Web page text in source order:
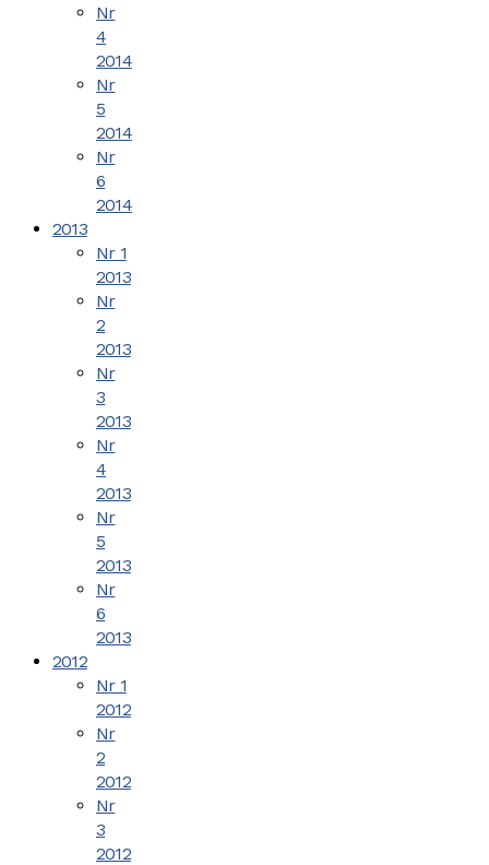
Nr
4
2014
Nr
5
2014
Nr
6
2014
2013
Nr 1
2013
Nr
2
2013
Nr
3
2013
Nr
4
2013
Nr
5
2013
Nr
6
2013
2012
Nr 1
2012
Nr
2
2012
Nr
3
2012